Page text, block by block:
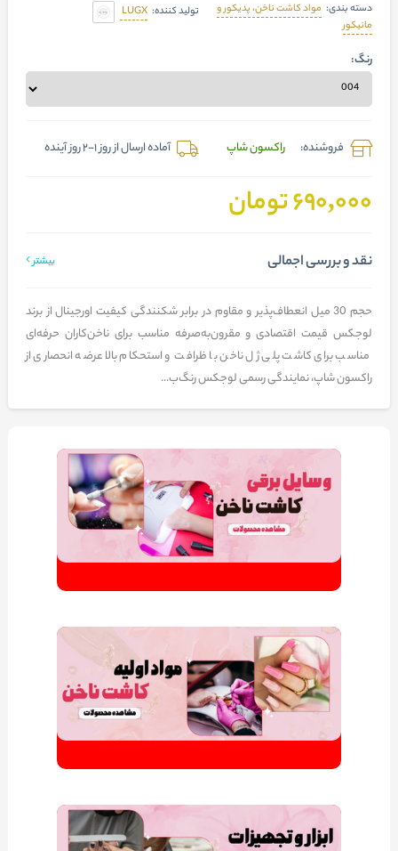
دسته بندی: مواد کاشت ناخن، پدیکور و
مانیکور
تولید کننده: LUGX
رنگ:
فروشنده: راکسون شاپ آماده ارسال از روز 1-2 روز آینده
690,000 تومان
نقد و بررسی اجمالی بیشتر
حجم 30 میل انعطاف‌پذیر و مقاوم در برابر شکنندگی کیفیت اورجینال از برند
لوجکس قیمت اقتصادی و مقرون‌به‌صرفه مناسب برای ناخن‌کاران حرفه‌ای
مناسب برای کاشت پلی ژل ناخن با ظرافت و استحکام بالا عرضه انحصاری از
راکسون شاپ، نمایندگی رسمی لوجکس رنگ‌ب...